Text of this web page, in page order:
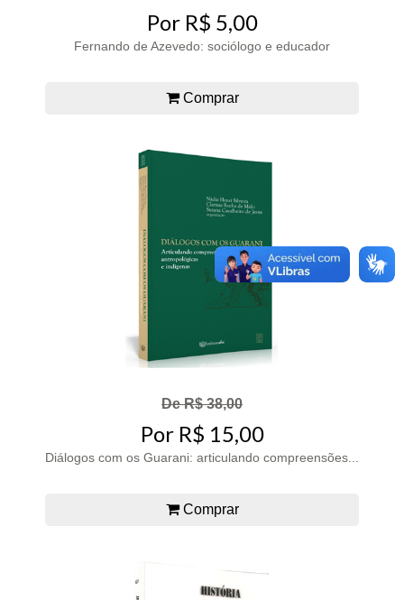
Por R$ 5,00
Fernando de Azevedo: sociólogo e educador
Comprar
De R$ 38,00
Por R$ 15,00
Diálogos com os Guarani: articulando compreensões...
Comprar